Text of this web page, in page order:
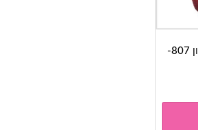
מלגה- Malaga- גוון 807-